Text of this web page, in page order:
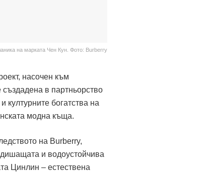
на марката Чен Кун. Фото: Burberry
насочен към
създадена в партньорство
богатства на
модна къща.
на Burberry,
и водоустойчива
Цинлин – естествена